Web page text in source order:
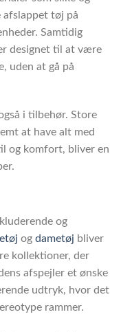
tøj på
Samtidig
designet til at være
uden at gå på
i tilbehør. Store
at have alt med
og komfort, bliver en
og
og dametøj bliver
kollektioner, der
afspejler et ønske
udtryk, hvor det
rammer.